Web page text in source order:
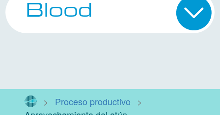
Blood
> Proceso productivo
>